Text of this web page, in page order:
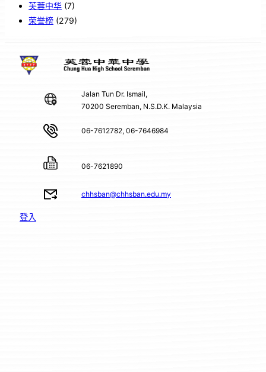
芙蓉中华 (7)
荣誉榜 (279)
Jalan Tun Dr. Ismail,
70200 Seremban, N.S.D.K. Malaysia
06-7612782, 06-7646984
06-7621890
chhsban@chhsban.edu.my
登入